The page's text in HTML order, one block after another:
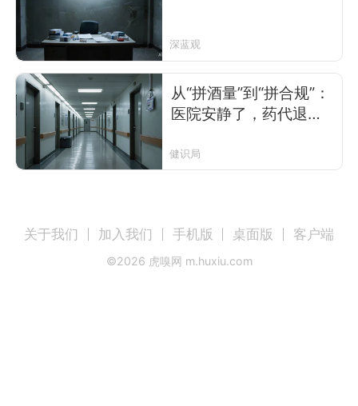
深蓝观
从“拼酒量”到“拼合规”：
医院安静了，药代退场
健识局
关于我们 加入我们 手机版 桌面版 客户端
©2026 虎嗅网 m.huxiu.com